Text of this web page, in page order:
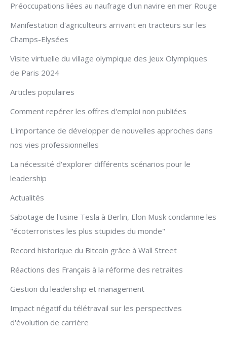
Préoccupations liées au naufrage d'un navire en mer Rouge
Manifestation d'agriculteurs arrivant en tracteurs sur les
Champs-Elysées
Visite virtuelle du village olympique des Jeux Olympiques
de Paris 2024
Articles populaires
Comment repérer les offres d'emploi non publiées
L'importance de développer de nouvelles approches dans
nos vies professionnelles
La nécessité d'explorer différents scénarios pour le
leadership
Actualités
Sabotage de l'usine Tesla à Berlin, Elon Musk condamne les
"écoterroristes les plus stupides du monde"
Record historique du Bitcoin grâce à Wall Street
Réactions des Français à la réforme des retraites
Gestion du leadership et management
Impact négatif du télétravail sur les perspectives
d'évolution de carrière